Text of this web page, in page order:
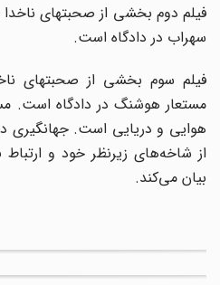
فیلم دوم بخشی از صحبتهای ناخدا
سهراب در دادگاه است.
فیلم سوم بخشی از صحبتهای
مستعار هوشنگ در دادگاه است.
هوایی و دریایی است. جهانگیری
از شاخه‌های زیرنظر خود و ارتباط
بیان می‌کند.